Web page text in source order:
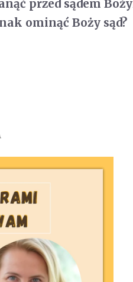
przed sądem
ominąć Boży sąd?